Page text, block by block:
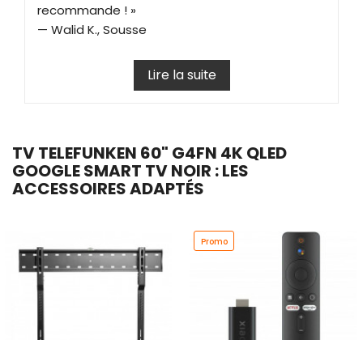
recommande ! »
— Walid K., Sousse
Lire la suite
TV TELEFUNKEN 60" G4FN 4K QLED
GOOGLE SMART TV NOIR : LES
ACCESSOIRES ADAPTÉS
Promo